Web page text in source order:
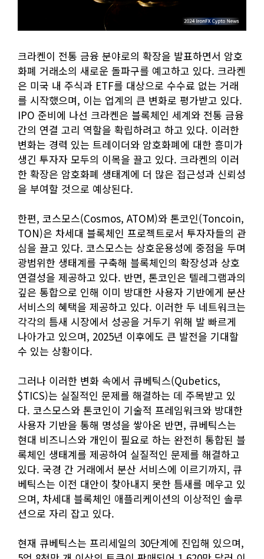
크라켄이 전통 금융 분야로의 확장을 발표하면서 암호
화폐 거래소의 새로운 돌파구를 예고하고 있다. 크라켄
은 미국 내 주식과 ETF를 대상으로 수수료 없는 거래
를 시작했으며, 이는 업계의 큰 변화로 평가받고 있다.
IPO 준비에 나선 크라켄은 블록체인 세계와 전통 금융
간의 연결 고리 역할을 확립하려고 하고 있다. 이러한
변화는 경력 있는 트레이더와 암호화폐에 대한 흥미가
생긴 투자자 모두의 이목을 끌고 있다. 크라켄의 이러
한 확장은 암호화폐 생태계에 더 많은 접근성과 신뢰성
을 부여할 것으로 예상된다.
한편, 코스모스(Cosmos, ATOM)와 톤코인(Toncoin,
TON)은 차세대 블록체인 프로젝트로서 투자자들의 관
심을 끌고 있다. 코스모스는 상호운용성에 중점을 두며
광범위한 생태계를 구축해 블록체인의 확장성과 상호
연결성을 제공하고 있다. 반면, 톤코인은 텔레그램과의
깊은 통합으로 인해 이미 방대한 사용자 기반에게 분산
서비스의 혜택을 제공하고 있다. 이러한 두 네트워크는
각각의 틈새 시장에서 성공을 거두기 위해 발 빠르게
나아가고 있으며, 2025년 이후에도 큰 발전을 기대할
수 있는 상황이다.
그러나 이러한 변화 속에서 큐베틱스(Qubetics,
$TICS)는 실질적인 문제를 해결하는 데 주목받고 있
다. 코스모스와 톤코인이 기술적 프레임워크와 방대한
사용자 기반을 통해 명성을 쌓아온 반면, 큐베틱스는
현대 비즈니스와 개인이 필요로 하는 완전히 통합된 블
록체인 생태계를 제공하여 실질적인 문제를 해결하고
있다. 국경 간 거래에서 분산 서비스에 이르기까지, 큐
베틱스는 이전 대안이 찾아내지 못한 틈새를 메우고 있
으며, 차세대 블록체인 애플리케이션의 이상적인 솔루
션으로 자리 잡고 있다.
현재 큐베틱스는 프리세일의 30단계에 진입해 있으며,